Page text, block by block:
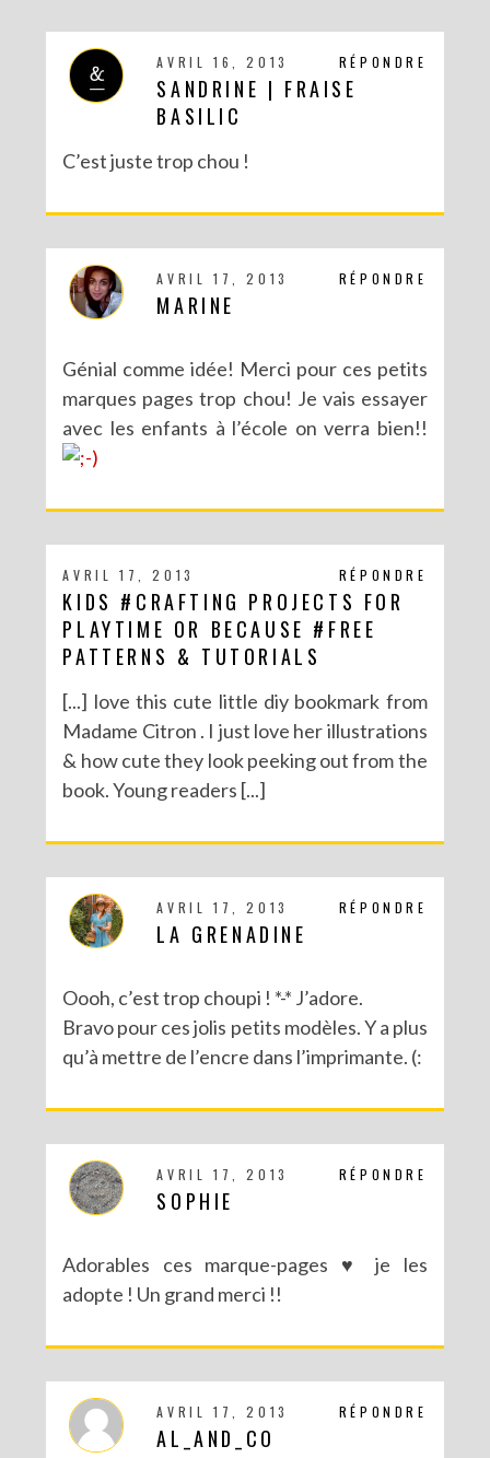
RÉPONDRE
AVRIL 16, 2013
SANDRINE | FRAISE
BASILIC
C’est juste trop chou !
RÉPONDRE
AVRIL 17, 2013
MARINE
Génial comme idée! Merci pour ces petits
marques pages trop chou! Je vais essayer
avec les enfants à l’école on verra bien!!
RÉPONDRE
AVRIL 17, 2013
KIDS #CRAFTING PROJECTS FOR
PLAYTIME OR BECAUSE #FREE
PATTERNS & TUTORIALS
[...] love this cute little diy bookmark from
Madame Citron . I just love her illustrations
& how cute they look peeking out from the
book. Young readers [...]
RÉPONDRE
AVRIL 17, 2013
LA GRENADINE
Oooh, c’est trop choupi ! *-* J’adore.
Bravo pour ces jolis petits modèles. Y a plus
qu’à mettre de l’encre dans l’imprimante. (:
RÉPONDRE
AVRIL 17, 2013
SOPHIE
Adorables ces marque-pages ♥ je les
adopte ! Un grand merci !!
RÉPONDRE
AVRIL 17, 2013
AL_AND_CO